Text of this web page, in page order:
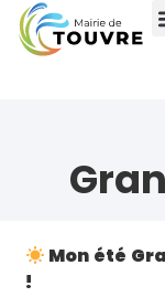
Mon été
!